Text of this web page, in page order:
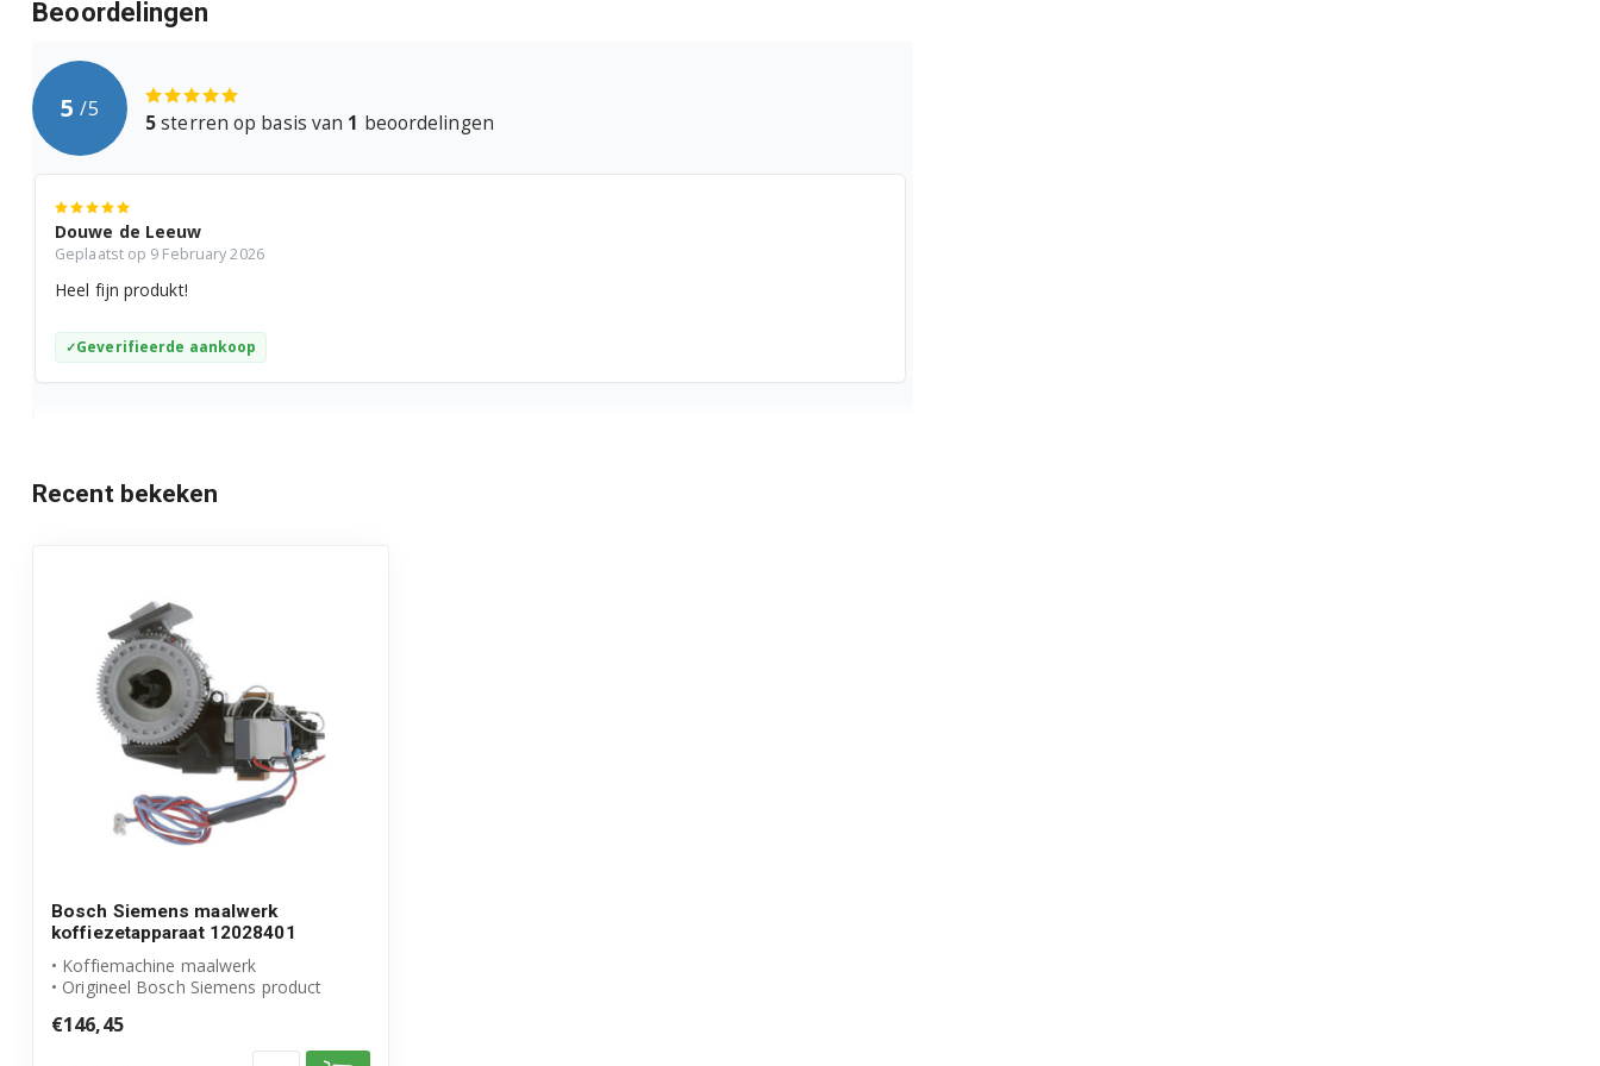
Bosch CTL636EB6/07
Bosch CTL636ES1/05
Bosch CTL636ES1/06
Bosch CTL636ES6/05
Bosch CTL636ES6/06
Bosch CTL636ES6/07
Bosch CTL636ES6W/07
Bosch CTL836EC6/06
Bosch CTL836EC6/07
Bosch CTL836EC6W/07
Beoordelingen
5 /5
5sterren op basis van 1 beoordelingen
Douwe de Leeuw
Geplaatst op 9 February 2026
Heel fijn produkt!
Geverifieerde aankoop
Recent bekeken
Bosch Siemens maalwerk
koffiezetapparaat 12028401
• Koffiemachine maalwerk
• Origineel Bosch Siemens product
€146,45